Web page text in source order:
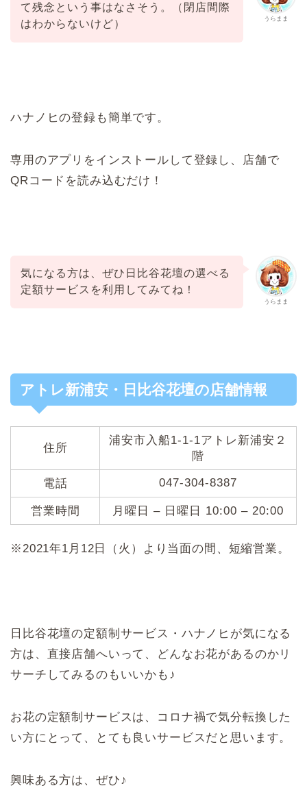
うらまま
て残念という事はなさそう。（閉店間際
はわからないけど）
ハナノヒの登録も簡単です。
専用のアプリをインストールして登録し、店舗で
QRコードを読み込むだけ！
うらまま
気になる方は、ぜひ日比谷花壇の選べる
定額サービスを利用してみてね！
アトレ新浦安・日比谷花壇の店舗情報
住所
浦安市入船1-1-1アトレ新浦安２
階
電話 047-304-8387
営業時間 月曜日 – 日曜日 10:00 – 20:00
※2021年1月12日（火）より当面の間、短縮営業。
日比谷花壇の定額制サービス・ハナノヒが気になる
方は、直接店舗へいって、どんなお花があるのかリ
サーチしてみるのもいいかも♪
お花の定額制サービスは、コロナ禍で気分転換した
い方にとって、とても良いサービスだと思います。
興味ある方は、ぜひ♪